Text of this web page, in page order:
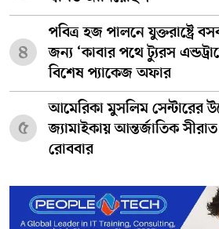
৪
পবিত্র হজ পালনে যুক্তরাষ্ট্রে
জন্য ‘কাবার পথে ট্যুরস
বিশেষ প্যাকেজ অফার
৫
আমেরিকা মুসলিম সেন্টারের
জ্যামাইকায় আন্তর্জাতিক
রোববার